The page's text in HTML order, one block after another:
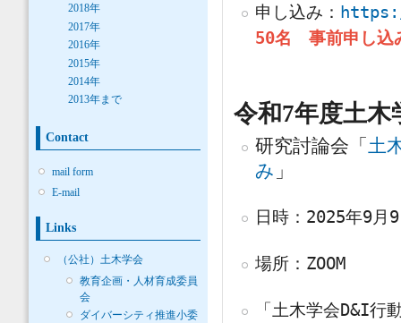
2018年
2017年
2016年
2015年
2014年
2013年まで
Contact
mail form
E-mail
Links
（公社）土木学会
教育企画・人材育成委員
会
ダイバーシティ推進小委
申し込み：
50名 事前申し込
令和7年度土
研究討論会「 土
み 」
日時：2025年9月
場所：ZOOM
「土木学会D&I行